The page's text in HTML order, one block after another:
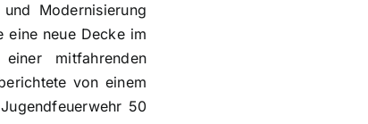
Modernisierung
eine neue Decke im
mitfahrenden
von einem
50